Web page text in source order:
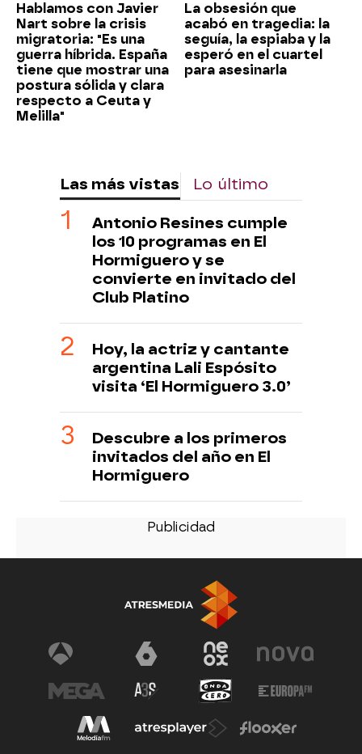
Hablamos con Javier
Nart sobre la crisis
migratoria: "Es una
guerra híbrida. España
tiene que mostrar una
postura sólida y clara
respecto a Ceuta y
Melilla"
La obsesión que
acabó en tragedia: la
seguía, la espiaba y la
esperó en el cuartel
para asesinarla
Las más vistas Lo último
Antonio Resines cumple
los 10 programas en El
Hormiguero y se
convierte en invitado del
Club Platino
Hoy, la actriz y cantante
argentina Lali Espósito
visita ‘El Hormiguero 3.0’
Descubre a los primeros
invitados del año en El
Hormiguero